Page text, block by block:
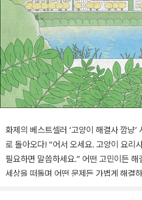
화제의 베스트셀러 ‘고양이 해결사 깜냥’
로 돌아오다! “어서 오세요. 고양이 요리사 깜냥입니다.” “조수가
필요하면 말씀하세요.” 어떤 고민이든
세상을 떠돌며 어떤 문제든 가볍게 해결